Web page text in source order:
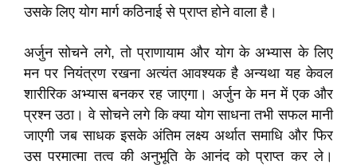
उसके लिए योग मार्ग कठिनाई से प्राप्त होने वाला है।
अर्जुन सोचने लगे, तो प्राणायाम और योग के अभ्यास के लिए
मन पर नियंत्रण रखना अत्यंत आवश्यक है अन्यथा यह केवल
शारीरिक अभ्यास बनकर रह जाएगा। अर्जुन के मन में एक और
प्रश्न उठा। वे सोचने लगे कि क्या योग साधना तभी सफल मानी
जाएगी जब साधक इसके अंतिम लक्ष्य अर्थात समाधि और फिर
उस परमात्मा तत्व की अनुभूति के आनंद को प्राप्त कर ले।